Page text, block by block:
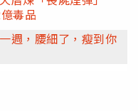
毒品
週，腰細了，瘦到你